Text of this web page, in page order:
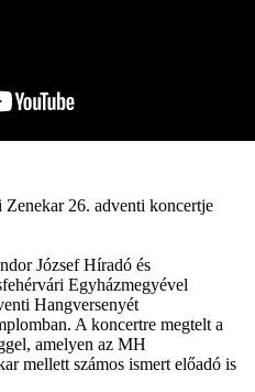
26. adventi koncertje
József Híradó és
Egyházmegyével
Hangversenyét
A koncertre megtelt a
amelyen az MH
mellett számos ismert előadó is